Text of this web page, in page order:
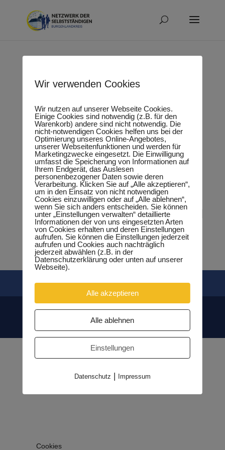
ARAS Tiernahrung und
Lieferservice
Kontakt Impressum Datenschutzerklärung
© 2026 - Netzwerk der Selbstständigen BLK
Cookies
Wir verwenden Cookies
Wir nutzen auf unserer Webseite Cookies.
Einige Cookies sind notwendig (z.B. für den
Warenkorb) andere sind nicht notwendig. Die
nicht-notwendigen Cookies helfen uns bei der
Optimierung unseres Online-Angebotes,
unserer Webseitenfunktionen und werden für
Marketingzwecke eingesetzt. Die Einwilligung
umfasst die Speicherung von Informationen auf
Ihrem Endgerät, das Auslesen
personenbezogener Daten sowie deren
Verarbeitung. Klicken Sie auf „Alle akzeptieren“,
um in den Einsatz von nicht notwendigen
Cookies einzuwilligen oder auf „Alle ablehnen“,
wenn Sie sich anders entscheiden. Sie können
unter „Einstellungen verwalten“ detaillierte
Informationen der von uns eingesetzten Arten
von Cookies erhalten und deren Einstellungen
aufrufen. Sie können die Einstellungen jederzeit
aufrufen und Cookies auch nachträglich
jederzeit abwählen (z.B. in der
Datenschutzerklärung oder unten auf unserer
Webseite).
Alle akzeptieren
Alle ablehnen
Einstellungen
Datenschutz | Impressum